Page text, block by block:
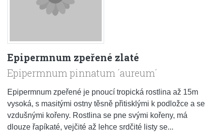
Epipermnum zpeřené zlaté
Epipermnum pinnatum ´aureum´
Epipermnum zpeřené je pnoucí tropická rostlina až 15m
vysoká, s masitými ostny těsně přitisklými k podložce a se
vzdušnými kořeny. Rostlina se pne svými kořeny, má
dlouze řapíkaté, vejčité až lehce srdčité listy se...